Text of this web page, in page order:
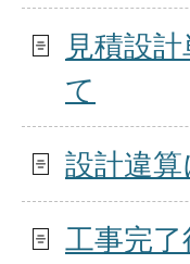
見積設
て
設計違
工事完